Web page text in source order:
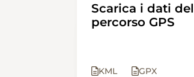
Scarica i dati del
percorso GPS
KML GPX